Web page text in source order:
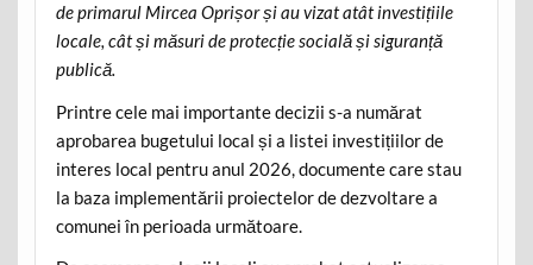
de primarul Mircea Oprișor și au vizat atât investițiile
locale, cât și măsuri de protecție socială și siguranță
publică.
Printre cele mai importante decizii s-a numărat
aprobarea bugetului local și a listei investițiilor de
interes local pentru anul 2026, documente care stau
la baza implementării proiectelor de dezvoltare a
comunei în perioada următoare.